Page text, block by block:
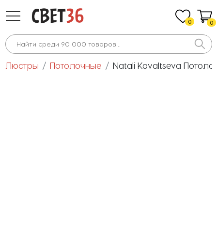
0 0
Люстры Потолочные Natali Kovaltseva